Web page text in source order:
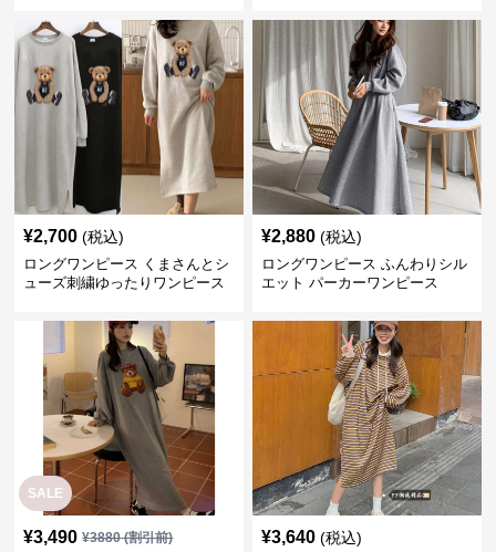
¥2,700 (税込)
ロングワンピース くまさんとシ
ューズ刺繍ゆったりワンピース
¥2,880 (税込)
ロングワンピース ふんわりシル
エット パーカーワンピース
SALE
¥3,490 ¥3880(割引前) ¥3,640 (税込)